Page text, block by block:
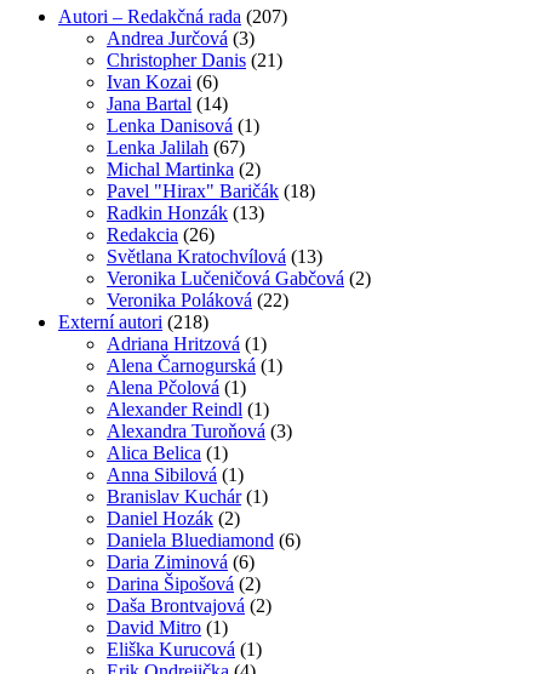
Autori – Redakčná rada (207)
Andrea Jurčová (3)
Christopher Danis (21)
Ivan Kozai (6)
Jana Bartal (14)
Lenka Danisová (1)
Lenka Jalilah (67)
Michal Martinka (2)
Pavel "Hirax" Baričák (18)
Radkin Honzák (13)
Redakcia (26)
Světlana Kratochvílová (13)
Veronika Lučeničová Gabčová (2)
Veronika Poláková (22)
Externí autori (218)
Adriana Hritzová (1)
Alena Čarnogurská (1)
Alena Pčolová (1)
Alexander Reindl (1)
Alexandra Turoňová (3)
Alica Belica (1)
Anna Sibilová (1)
Branislav Kuchár(1)
Daniel Hozák (2)
Daniela Bluediamond (6)
Daria Ziminová (6)
Darina Šipošová (2)
Daša Brontvajová (2)
David Mitro (1)
Eliška Kurucová (1)